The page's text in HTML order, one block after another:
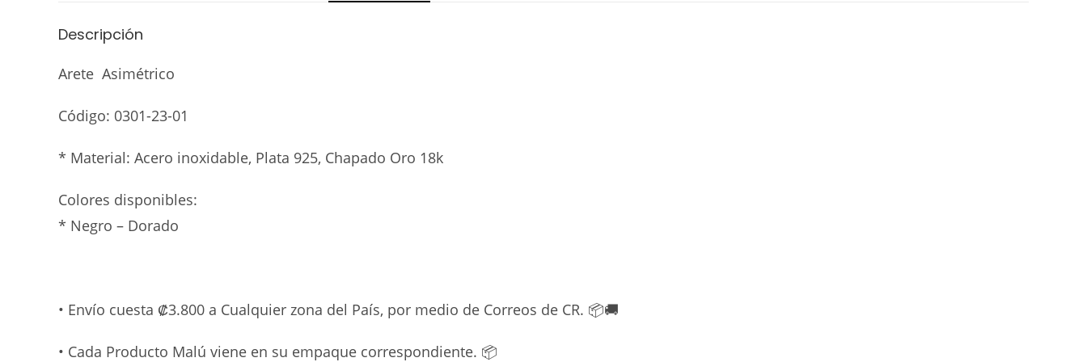
Descripción
Arete Asimétrico
Código: 0301-23-01
* Material: Acero inoxidable, Plata 925, Chapado Oro 18k
Colores disponibles:
* Negro – Dorado
• Envío cuesta ₡3.800 a Cualquier zona del País, por medio de Correos de CR. 📦🚚
• Cada Producto Malú viene en su empaque correspondiente. 📦